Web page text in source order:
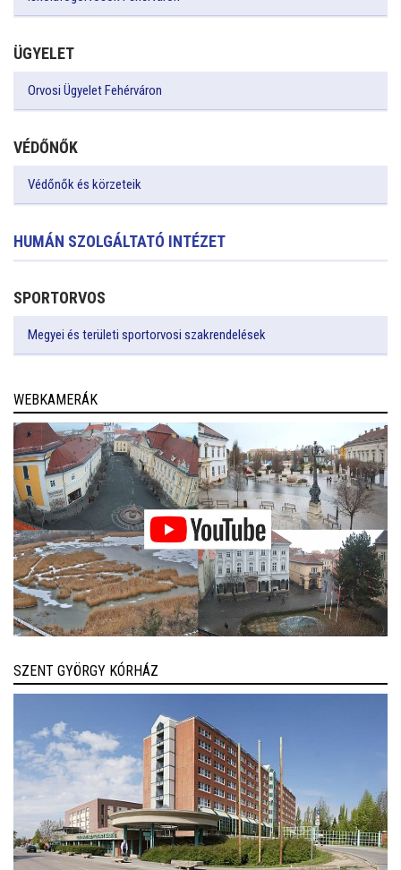
ÜGYELET
Orvosi Ügyelet Fehérváron
VÉDŐNŐK
Védőnők és körzeteik
HUMÁN SZOLGÁLTATÓ INTÉZET
SPORTORVOS
Megyei és területi sportorvosi szakrendelések
WEBKAMERÁK
SZENT GYÖRGY KÓRHÁZ